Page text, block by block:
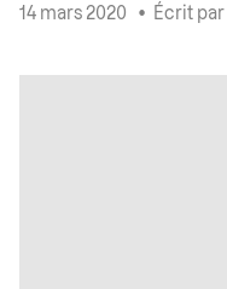
14 mars 2020 • Écrit par